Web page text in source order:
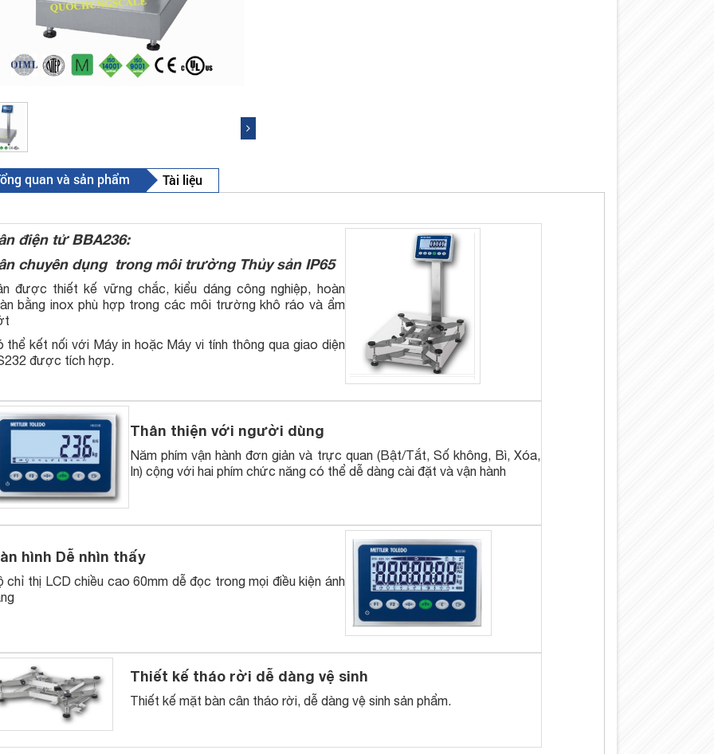
quan và sản phẩm Tài liệu
điện tử BBA236:
chuyên dụng trong môi trường Thủy sản IP65
được thiết kế vững chắc, kiểu dáng công nghiệp, hoàn
bằng inox phù hợp trong các môi trường khô ráo và ẩm
thể kết nối với Máy in hoặc Máy vi tính thông qua giao diện
được tích hợp.
Thân thiện với người dùng
Năm phím vận hành đơn giản và trực quan (Bật/Tắt, Số không, Bì, Xóa,
In) cộng với hai phím chức năng có thể dễ dàng cài đặt và vận hành
hình Dễ nhìn thấy
chỉ thị LCD chiều cao 60mm dễ đọc trong mọi điều kiện ánh
Thiết kế tháo rời dễ dàng vệ sinh
Thiết kế mặt bàn cân tháo rời, dễ dàng vệ sinh sản phẩm.